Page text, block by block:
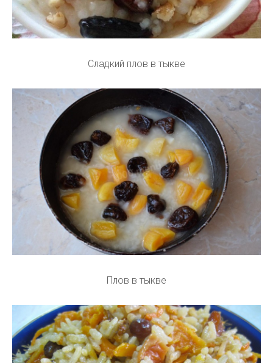
Сладкий плов в тыкве
Плов в тыкве